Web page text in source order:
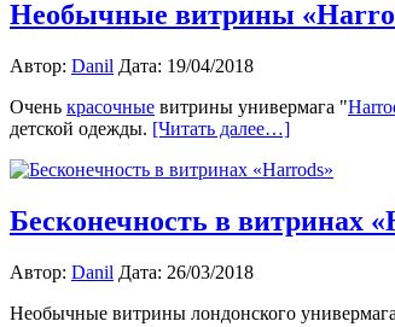
Необычные витрины
Автор: Danil Дата: 19/04/2018
Очень красочные витрины универмага "
детской одежды. [Читать далее…]
Бесконечность в витринах
Автор: Danil Дата: 26/03/2018
Необычные витрины лондонского